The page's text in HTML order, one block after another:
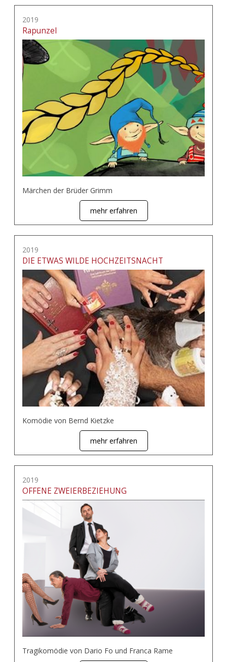
2019
Rapunzel
Märchen der Brüder Grimm
mehr erfahren
2019
DIE ETWAS WILDE HOCHZEITSNACHT
Komödie von Bernd Kietzke
mehr erfahren
2019
OFFENE ZWEIERBEZIEHUNG
Tragikomödie von Dario Fo und Franca Rame